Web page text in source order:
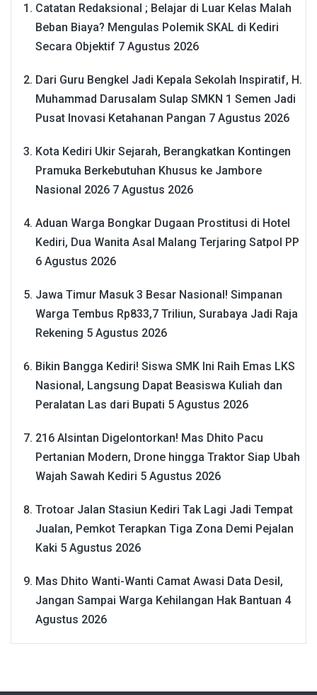
Catatan Redaksional ; Belajar di Luar Kelas Malah
Beban Biaya? Mengulas Polemik SKAL di Kediri
Secara Objektif 7 Agustus 2026
Dari Guru Bengkel Jadi Kepala Sekolah Inspiratif, H.
Muhammad Darusalam Sulap SMKN 1 Semen Jadi
Pusat Inovasi Ketahanan Pangan 7 Agustus 2026
Kota Kediri Ukir Sejarah, Berangkatkan Kontingen
Pramuka Berkebutuhan Khusus ke Jambore
Nasional 2026 7 Agustus 2026
Aduan Warga Bongkar Dugaan Prostitusi di Hotel
Kediri, Dua Wanita Asal Malang Terjaring Satpol PP
6 Agustus 2026
Jawa Timur Masuk 3 Besar Nasional! Simpanan
Warga Tembus Rp833,7 Triliun, Surabaya Jadi Raja
Rekening 5 Agustus 2026
Bikin Bangga Kediri! Siswa SMK Ini Raih Emas LKS
Nasional, Langsung Dapat Beasiswa Kuliah dan
Peralatan Las dari Bupati 5 Agustus 2026
216 Alsintan Digelontorkan! Mas Dhito Pacu
Pertanian Modern, Drone hingga Traktor Siap Ubah
Wajah Sawah Kediri 5 Agustus 2026
Trotoar Jalan Stasiun Kediri Tak Lagi Jadi Tempat
Jualan, Pemkot Terapkan Tiga Zona Demi Pejalan
Kaki 5 Agustus 2026
Mas Dhito Wanti-Wanti Camat Awasi Data Desil,
Jangan Sampai Warga Kehilangan Hak Bantuan 4
Agustus 2026